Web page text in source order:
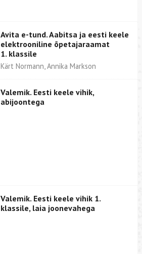
Avita e-tund. Aabitsa ja eesti keele
elektrooniline õpetajaraamat
1. klassile
Kärt Normann, Annika Markson
Valemik. Eesti keele vihik,
abijoontega
Valemik. Eesti keele vihik 1.
klassile, laia joonevahega